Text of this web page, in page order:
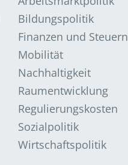
Bildungspolitik
Finanzen und Steuern
Mobilität
Nachhaltigkeit
Raumentwicklung
Regulierungskosten
Sozialpolitik
Wirtschaftspolitik